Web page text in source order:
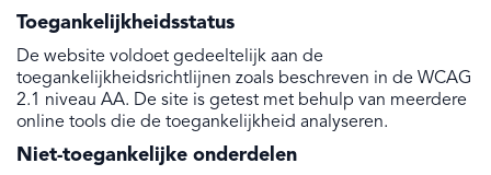
Toegankelijkheidsstatus
De website voldoet gedeeltelijk aan de
toegankelijkheidsrichtlijnen zoals beschreven in de WCAG
2.1 niveau AA. De site is getest met behulp van meerdere
online tools die de toegankelijkheid analyseren.
Niet-toegankelijke onderdelen